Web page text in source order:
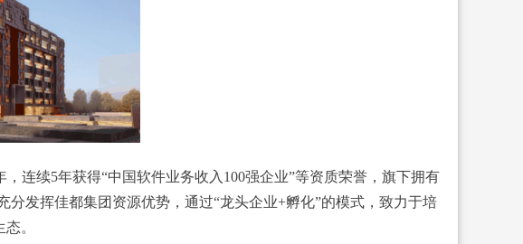
连续5年获得“中国软件业务收入100强企业”等资质荣誉，旗下拥有
发挥佳都集团资源优势，通过“龙头企业+孵化”的模式，致力于培
。